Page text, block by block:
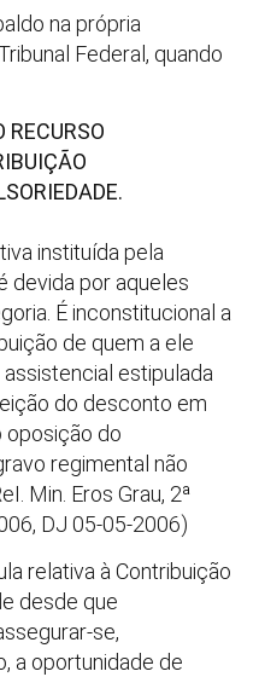
na própria
Federal, quando
RECURSO
instituída pela
devida por aqueles
É inconstitucional a
de quem a ele
assistencial estipulada
do desconto em
oposição do
regimental não
Min. Eros Grau, 2ª
DJ 05-05-2006)
relativa à Contribuição
desde que
se,
a oportunidade de